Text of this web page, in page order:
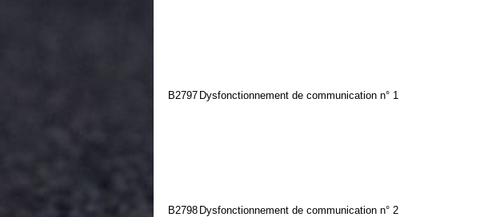
B2797 Dysfonctionnement de communication n° 1
B2798 Dysfonctionnement de communication n° 2